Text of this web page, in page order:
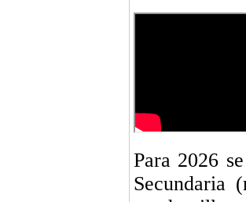
Para 2026
Secundaria